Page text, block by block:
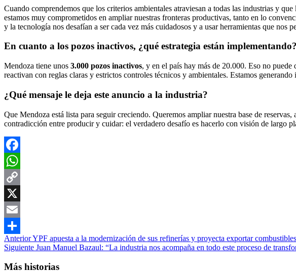
Cuando comprendemos que los criterios ambientales atraviesan a todas las industrias y
estamos muy comprometidos en ampliar nuestras fronteras productivas, tanto en lo
y la tecnología nos desafían a ser cada vez más cuidadosos y a usar herramientas que nos
En cuanto a los pozos inactivos, ¿qué estrategia están implementando?
Mendoza tiene unos 3.000 pozos inactivos, y en el país hay más de 20.000. Eso no
reactivan con reglas claras y estrictos controles técnicos y ambientales. Estamos
¿Qué mensaje le deja este anuncio a la industria?
Que Mendoza está lista para seguir creciendo. Queremos ampliar nuestra base de
contradicción entre producir y cuidar: el verdadero desafío es hacerlo con visión de largo
Facebook
WhatsApp
Copy
Link
X
Email
Compartir
Navegación
de
entradas
AnteriorYPF apuesta a la modernización de sus refinerías y proyecta exportar combustibles
Siguiente Juan Manuel Bazaul: “La industria nos acompaña en todo este proceso de
Más historias